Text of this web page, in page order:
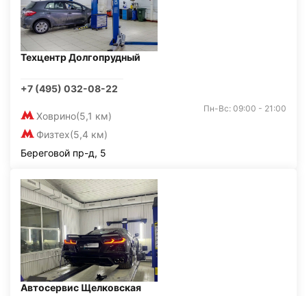
Техцентр Долгопрудный
+7 (495) 032-08-22
Ховрино(5,1 км)
Физтех(5,4 км)
Пн-Вс: 09:00 - 21:00
Береговой пр-д, 5
Автосервис Щелковская